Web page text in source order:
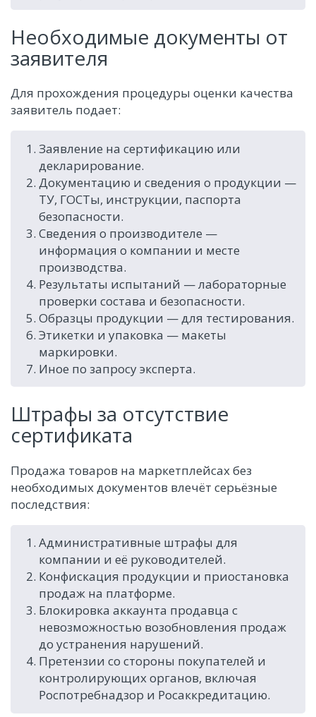
Необходимые документы от
заявителя
Для прохождения процедуры оценки качества
заявитель подает:
Заявление на сертификацию или
декларирование.
Документацию и сведения о продукции —
ТУ, ГОСТы, инструкции, паспорта
безопасности.
Сведения о производителе —
информация о компании и месте
производства.
Результаты испытаний — лабораторные
проверки состава и безопасности.
Образцы продукции — для тестирования.
Этикетки и упаковка — макеты
маркировки.
Иное по запросу эксперта.
Штрафы за отсутствие
сертификата
Продажа товаров на маркетплейсах без
необходимых документов влечёт серьёзные
последствия:
Административные штрафы для
компании и её руководителей.
Конфискация продукции и приостановка
продаж на платформе.
Блокировка аккаунта продавца с
невозможностью возобновления продаж
до устранения нарушений.
Претензии со стороны покупателей и
контролирующих органов, включая
Роспотребнадзор и Росаккредитацию.